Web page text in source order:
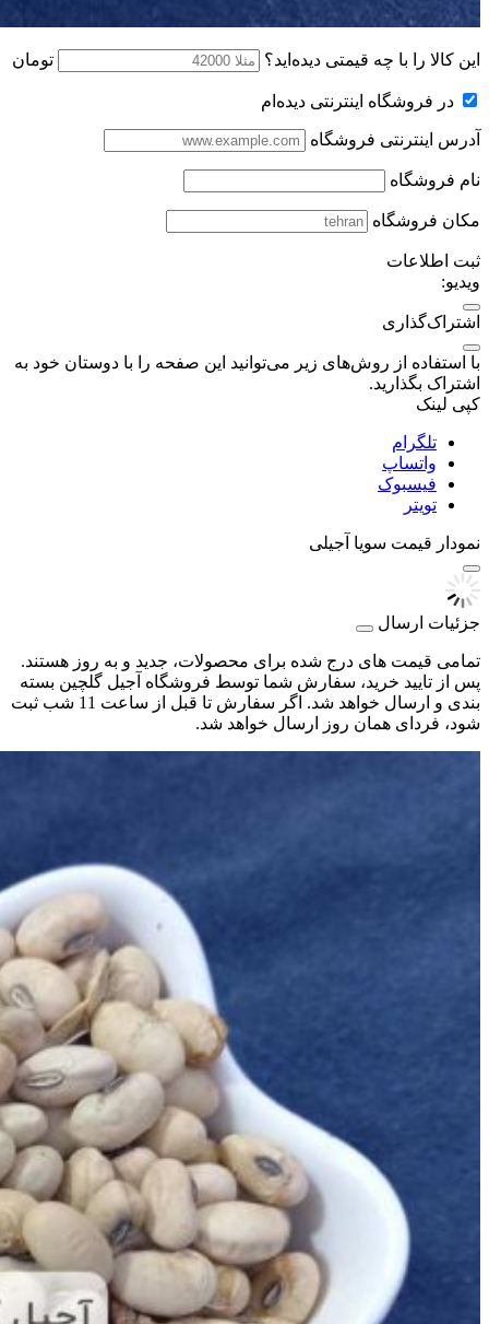
این کالا را با چه قیمتی دیده‌اید؟ تومان
در فروشگاه اینترنتی دیده‌ام
آدرس اینترنتی فروشگاه
نام فروشگاه
مکان فروشگاه
ثبت اطلاعات
ویدیو:
اشتراک‌گذاری
با استفاده از روش‌های زیر می‌توانید این صفحه را با دوستان خود به
اشتراک بگذارید.
کپی لینک
تلگرام
واتساپ
فیسبوک
تویتر
نمودار قیمت سویا آجیلی
جزئیات ارسال
تمامی قیمت های درج شده برای محصولات، جدید و به روز هستند.
پس از تایید خرید، سفارش شما توسط فروشگاه آجیل گلچین بسته
بندی و ارسال خواهد شد. اگر سفارش تا قبل از ساعت 11 شب ثبت
شود، فردای همان روز ارسال خواهد شد.